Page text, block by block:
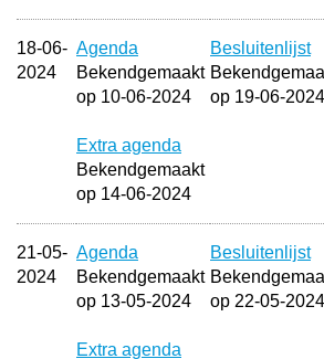
18-06-
2024
Agenda
Bekendgemaakt
op 10-06-2024
Extra agenda
Bekendgemaakt
op 14-06-2024
Besluitenlijst
op 19-06-2024
21-05-
2024
Agenda
Bekendgemaakt
op 13-05-2024
Extra agenda
Besluitenlijst
op 22-05-2024